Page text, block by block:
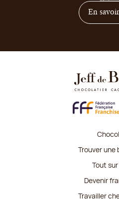
En
Trouver une
Tout
Devenir
Travailler